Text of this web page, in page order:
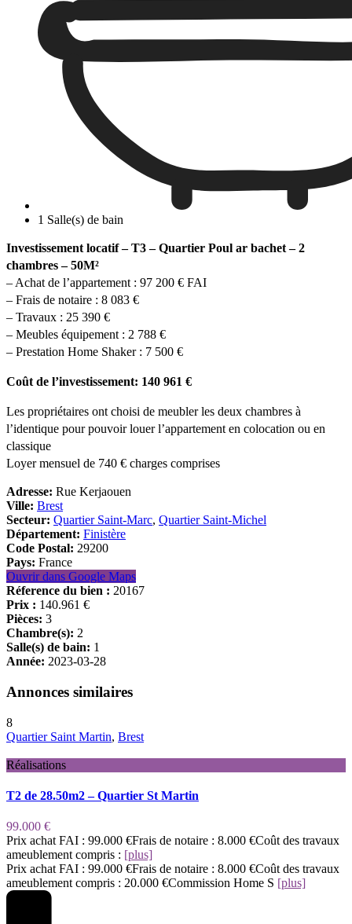
1 Salle(s) de bain
Investissement locatif – T3 – Quartier Poul ar bachet – 2
chambres – 50M²
– Achat de l’appartement : 97 200 € FAI
– Frais de notaire : 8 083 €
– Travaux : 25 390 €
– Meubles équipement : 2 788 €
– Prestation Home Shaker : 7 500 €
Coût de l’investissement: 140 961 €
Les propriétaires ont choisi de meubler les deux chambres à
l’identique pour pouvoir louer l’appartement en colocation ou en
classique
Loyer mensuel de 740 € charges comprises
Adresse: Rue Kerjaouen
Ville: Brest
Secteur: Quartier Saint-Marc, Quartier Saint-Michel
Département: Finistère
Code Postal: 29200
Pays: France
Ouvrir dans Google Maps
Réference du bien : 20167
Prix : 140.961 €
Pièces: 3
Chambre(s): 2
Salle(s) de bain: 1
Année: 2023-03-28
Annonces similaires
8
Quartier Saint Martin, Brest
Réalisations
T2 de 28.50m2 – Quartier St Martin
99.000 €
Prix achat FAI : 99.000 €Frais de notaire : 8.000 €Coût des travaux
ameublement compris : [plus]
Prix achat FAI : 99.000 €Frais de notaire : 8.000 €Coût des travaux
ameublement compris : 20.000 €Commission Home S [plus]